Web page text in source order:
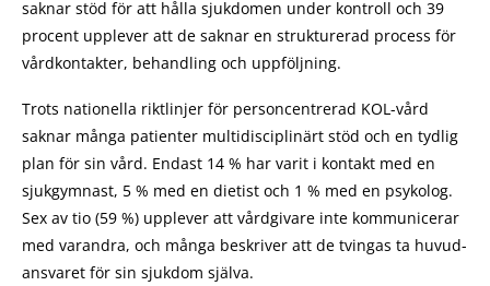
saknar stöd för att hålla sjukdomen under kontroll och 39
procent upplever att de saknar en strukturerad process för
vårdkontakter, behandling och uppföljning.
Trots nationella riktlinjer för personcentrerad KOL-vård
saknar många patienter multidisciplinärt stöd och en tydlig
plan för sin vård. Endast 14 % har varit i kontakt med en
sjukgymnast, 5 % med en dietist och 1 % med en psykolog.
Sex av tio (59 %) upplever att vårdgivare inte kommunicerar
med varandra, och många beskriver att de tvingas ta huvud­
ansvaret för sin sjukdom själva.